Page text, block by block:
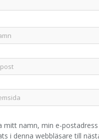
mitt namn, min e-
i denna webbläsare till